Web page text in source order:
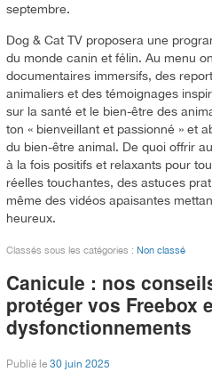
septembre.
Dog & Cat TV proposera une
du monde canin et félin. Au menu
documentaires immersifs, des
animaliers et des témoignages
sur la santé et le bien-être des
ton « bienveillant et passionné » et
du bien-être animal. De quoi offrir
à la fois positifs et relaxants pour
réelles touchantes, des astuces
même des vidéos apaisantes
heureux.
Classés sous les catégories : Non classé
Canicule : nos
protéger vos Freebox
dysfonctionnements
Publié le 30 juin 2025